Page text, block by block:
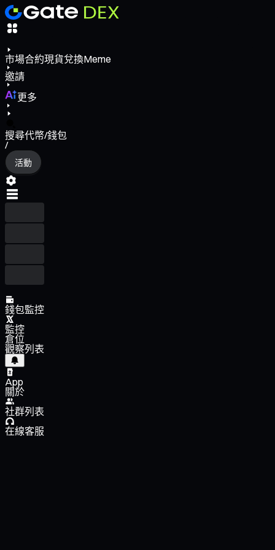
市場合約現貨兌換Meme
邀請
更多
搜尋代幣/錢包
/
活動
錢包監控
監控
倉位
觀察列表
App
關於
社群列表
在線客服